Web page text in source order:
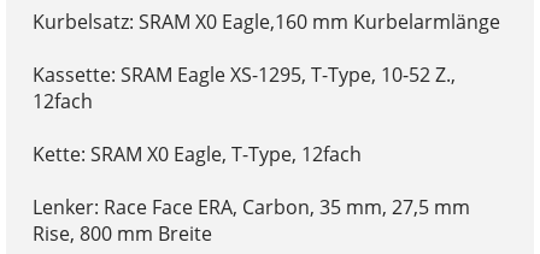
Kurbelsatz: SRAM X0 Eagle,160 mm Kurbelarmlänge
Kassette: SRAM Eagle XS-1295, T-Type, 10-52 Z.,
12fach
Kette: SRAM X0 Eagle, T-Type, 12fach
Lenker: Race Face ERA, Carbon, 35 mm, 27,5 mm
Rise, 800 mm Breite